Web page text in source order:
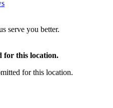
serve you better.
for this location.
for this location.